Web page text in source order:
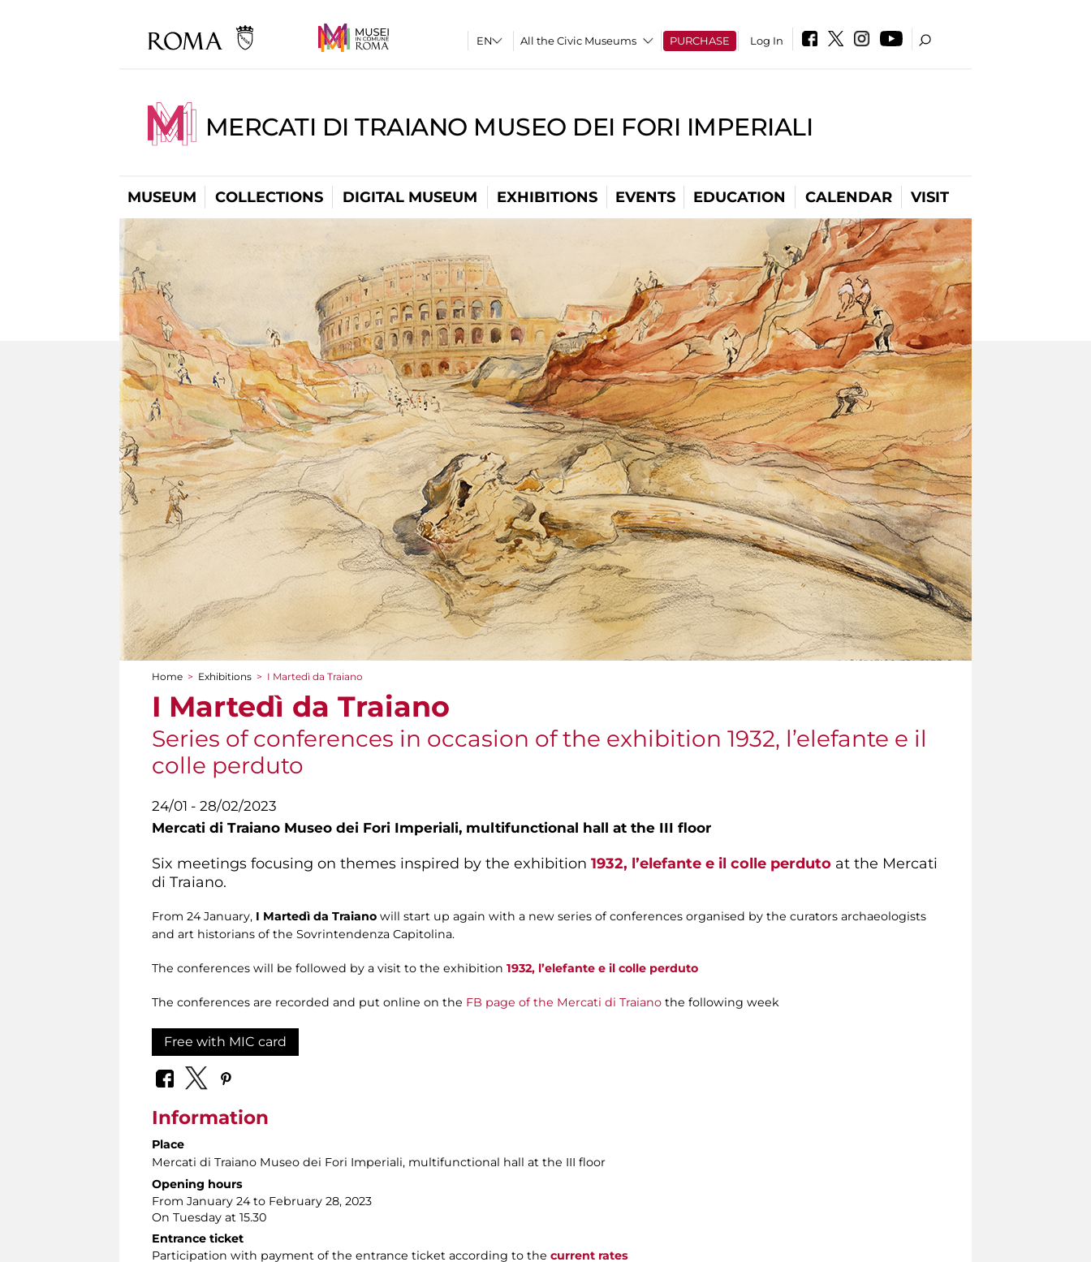
All the Civic Museums PURCHASE Log In
MERCATI DI TRAIANO MUSEO DEI FORI IMPERIALI
MUSEUM COLLECTIONS DIGITAL MUSEUM EXHIBITIONS EVENTS EDUCATION CALENDAR VISIT
You are here
Home > Exhibitions > I Martedì da Traiano
I Martedì da Traiano
Series of conferences in occasion of the exhibition 1932, l’elefante e il
colle perduto
24/01 - 28/02/2023
Mercati di Traiano Museo dei Fori Imperiali, multifunctional hall at the III floor
Six meetings focusing on themes inspired by the exhibition 1932, l’elefante e il colle perduto at the Mercati
di Traiano.
From 24 January, I Martedì da Traiano will start up again with a new series of conferences organised by the curators archaeologists
and art historians of the Sovrintendenza Capitolina.
The conferences will be followed by a visit to the exhibition 1932, l’elefante e il colle perduto
The conferences are recorded and put online on the FB page of the Mercati di Traiano the following week
Free with MIC card
Information
Place
Mercati di Traiano Museo dei Fori Imperiali, multifunctional hall at the III floor
Opening hours
From January 24 to February 28, 2023
On Tuesday at 15.30
Entrance ticket
Participation with payment of the entrance ticket according to the current rates